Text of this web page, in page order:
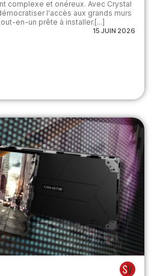
complexe et onéreux. Avec Crystal
l'accès aux grands murs
en-un prête à installer.[...]
15 JUIN 2026